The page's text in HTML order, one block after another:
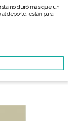
no duró más que un
deporte, están para